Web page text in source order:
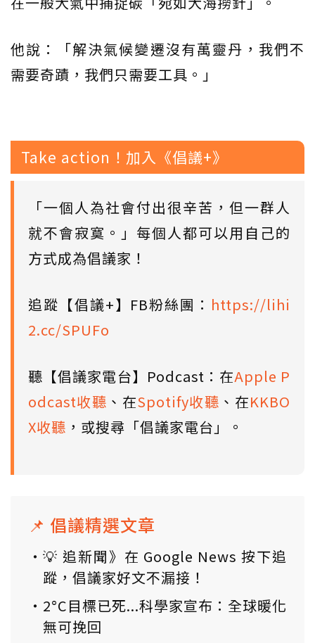
他說：「解決氣候變遷沒有萬靈丹，我們不
需要奇蹟，我們只需要工具。」
Take action！加入《倡議+》
「一個人為社會付出很辛苦，但一群人
就不會寂寞。」每個人都可以用自己的
方式成為倡議家！
追蹤【倡議+】FB粉絲團： https://lihi
2.cc/SPUFo
聽【倡議家電台】Podcast：在Apple P
odcast收聽 、在Spotify收聽 、在KKBO
X收聽 ，或搜尋「倡議家電台」。
📌 倡議精選文章
💡 追新聞》在 Google News 按下追
蹤，倡議家好文不漏接！
2°C目標已死...科學家宣布：全球暖化
無可挽回